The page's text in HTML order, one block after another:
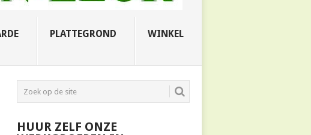
PLATTEGROND WINKEL
HUUR ZELF ONZE